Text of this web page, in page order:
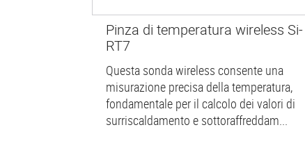
Pinza di temperatura wireless Si-
RT7
Questa sonda wireless consente una
misurazione precisa della temperatura,
fondamentale per il calcolo dei valori di
surriscaldamento e sottoraffreddam...